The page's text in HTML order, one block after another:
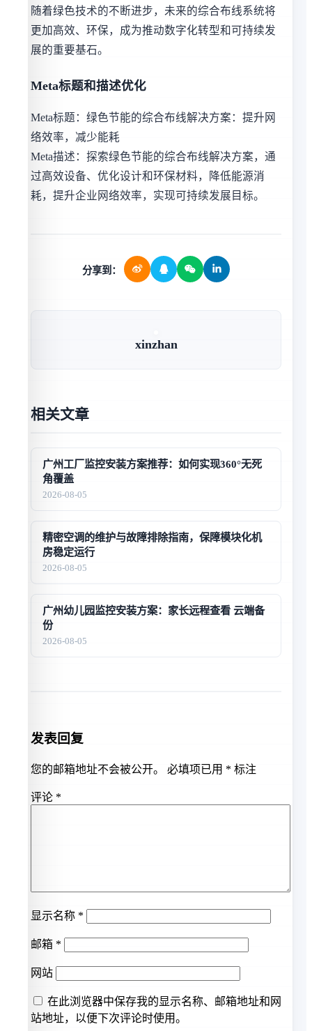
随着绿色技术的不断进步，未来的综合布线系统将
更加高效、环保，成为推动数字化转型和可持续发
展的重要基石。
Meta标题和描述优化
Meta标题：绿色节能的综合布线解决方案：提升网
络效率，减少能耗
Meta描述：探索绿色节能的综合布线解决方案，通
过高效设备、优化设计和环保材料，降低能源消
耗，提升企业网络效率，实现可持续发展目标。
分享到：
xinzhan
相关文章
广州工厂监控安装方案推荐：如何实现360°无死
角覆盖
2026-08-05
精密空调的维护与故障排除指南，保障模块化机
房稳定运行
2026-08-05
广州幼儿园监控安装方案：家长远程查看 云端备
份
2026-08-05
发表回复
您的邮箱地址不会被公开。 必填项已用 * 标注
评论 *
显示名称 *
邮箱 *
网站
在此浏览器中保存我的显示名称、邮箱地址和网
站地址，以便下次评论时使用。